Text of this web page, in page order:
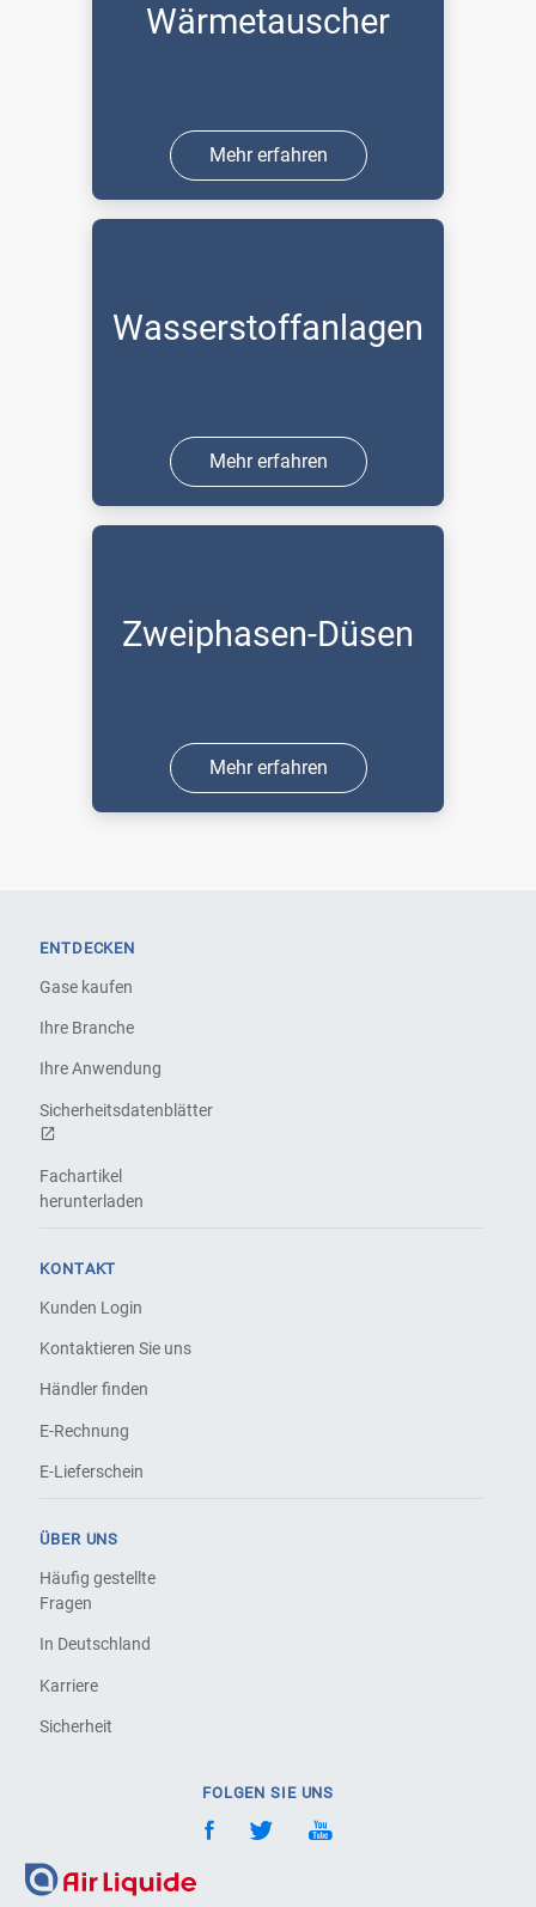
Wärmetauscher
Mehr erfahren
Wasserstoffanlagen
Mehr erfahren
Zweiphasen-Düsen
Mehr erfahren
ENTDECKEN
Gase kaufen
Ihre Branche
Ihre Anwendung
Sicherheitsdatenblätter
Fachartikel
herunterladen
KONTAKT
Kunden Login
Kontaktieren Sie uns
Händler finden
E-Rechnung
E-Lieferschein
ÜBER UNS
Häufig gestellte
Fragen
In Deutschland
Karriere
Sicherheit
FOLGEN SIE UNS